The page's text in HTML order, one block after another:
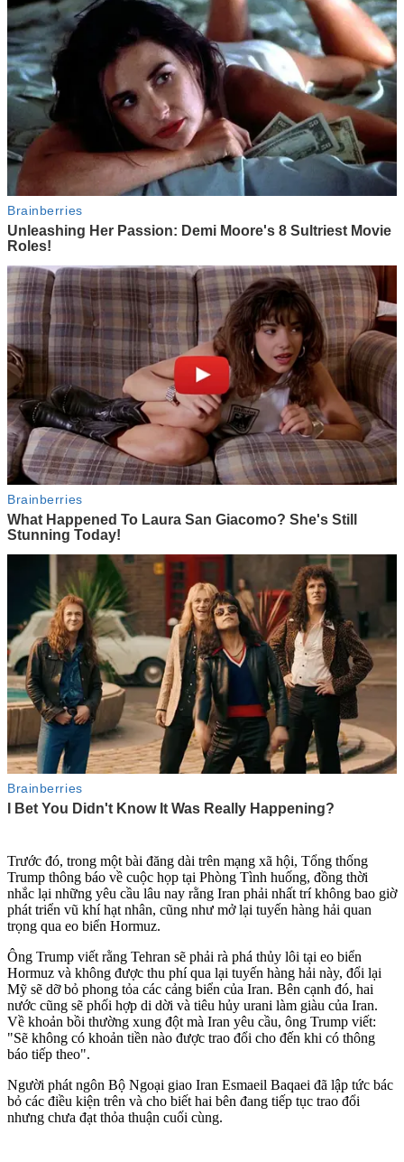
Trước đó, trong một bài đăng dài trên mạng xã hội, Tổng thống
Trump thông báo về cuộc họp tại Phòng Tình huống, đồng thời
nhắc lại những yêu cầu lâu nay rằng Iran phải nhất trí không bao giờ
phát triển vũ khí hạt nhân, cũng như mở lại tuyến hàng hải quan
trọng qua eo biển Hormuz.
Ông Trump viết rằng Tehran sẽ phải rà phá thủy lôi tại eo biển
Hormuz và không được thu phí qua lại tuyến hàng hải này, đổi lại
Mỹ sẽ dỡ bỏ phong tỏa các cảng biển của Iran. Bên cạnh đó, hai
nước cũng sẽ phối hợp di dời và tiêu hủy urani làm giàu của Iran.
Về khoản bồi thường xung đột mà Iran yêu cầu, ông Trump viết:
"Sẽ không có khoản tiền nào được trao đổi cho đến khi có thông
báo tiếp theo".
Người phát ngôn Bộ Ngoại giao Iran Esmaeil Baqaei đã lập tức bác
bỏ các điều kiện trên và cho biết hai bên đang tiếp tục trao đổi
nhưng chưa đạt thỏa thuận cuối cùng.